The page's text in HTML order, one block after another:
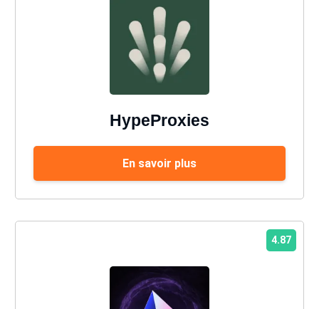
HypeProxies
En savoir plus
4.87